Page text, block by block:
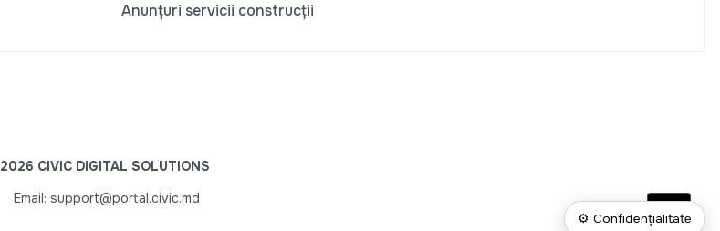
Anunțuri servicii construcții
2026 CIVIC DIGITAL SOLUTIONS
Email: support@portal.civic.md
⚙ Confidențialitate